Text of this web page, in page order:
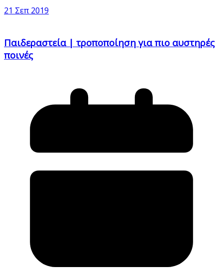
21 Σεπ 2019
Παιδεραστεία | τροποποίηση για πιο αυστηρές
ποινές